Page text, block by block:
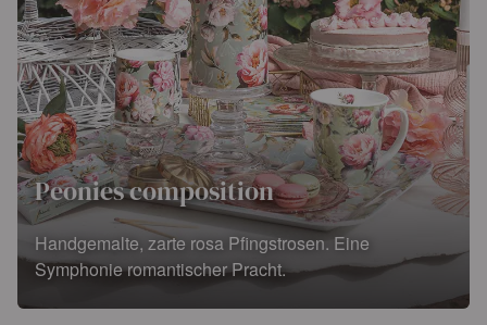
Peonies composition
Handgemalte, zarte rosa Pfingstrosen. Eine
Symphonie romantischer Pracht.